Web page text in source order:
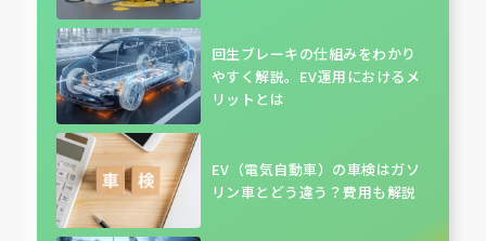
回生ブレーキの仕組みをわかり
やすく解説。EV運用におけるメ
リットとは
EV（電気自動車）の車検はガソ
リン車とどう違う？費用も解説